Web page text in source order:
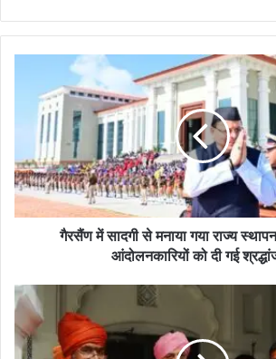
गैरसैंण में सादगी से मनाया गया राज्य
आंदोलनकारियों को दी गई